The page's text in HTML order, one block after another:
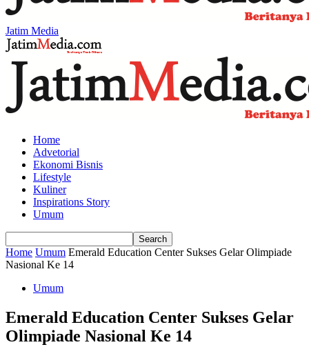
Jatim Media
Home
Advetorial
Ekonomi Bisnis
Lifestyle
Kuliner
Inspirations Story
Umum
Home Umum Emerald Education Center Sukses Gelar Olimpiade
Nasional Ke 14
Umum
Emerald Education Center Sukses Gelar
Olimpiade Nasional Ke 14